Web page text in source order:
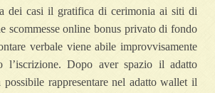
dei casi il gratifica di cerimonia ai siti di
scommesse online bonus privato di fondo
verbale viene abile improvvisamente
l’iscrizione. Dopo aver spazio il adatto
possibile rappresentare nel adatto wallet il